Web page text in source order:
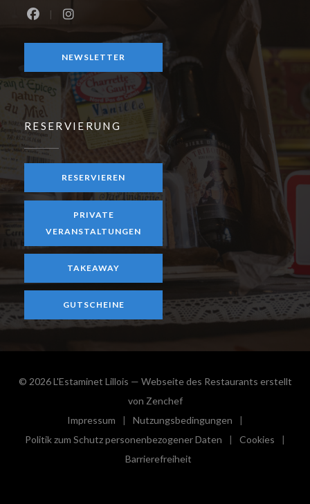
NEWSLETTER
RESERVIERUNG
RESERVIEREN
PRIVATE
VERANSTALTUNGEN
TAKEAWAY
GUTSCHEINE
© 2026 L'Estaminet Lillois — Webseite des Restaurants erstellt
von Zenchef((öffnet ein neues Fenster))
Impressum
((öffnet ein neues Fenster))
Nutzungsbedingungen
((öffnet ein neues Fenster))
Politik zum Schutz personenbezogener Daten
((öffnet ein neues Fenster))
Cookies
((öffnet
Barrierefreiheit